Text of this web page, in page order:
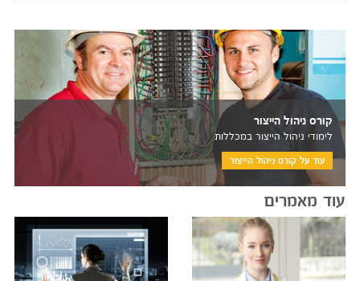
קורס ניהול הייצור
לימודי ניהול הייצור במכללות
עוד על קורס ניהול הייצור
עוד מאמרים